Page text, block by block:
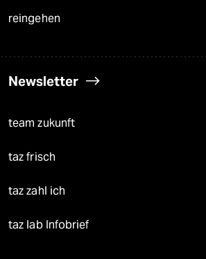
reingehen
Newsletter
team zukunft
taz frisch
taz zahl ich
taz lab Infobrief